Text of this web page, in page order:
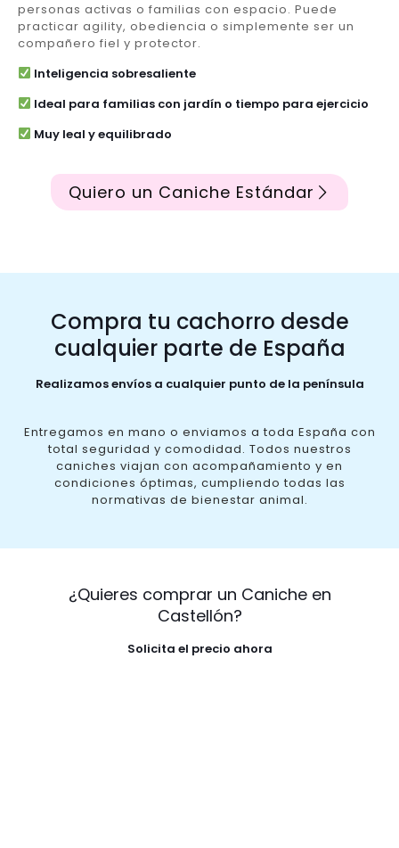
personas activas o familias con espacio. Puede
practicar agility, obediencia o simplemente ser un
compañero fiel y protector.
Inteligencia sobresaliente
Ideal para familias con jardín o tiempo para ejercicio
Muy leal y equilibrado
Quiero un Caniche Estándar
Compra tu cachorro desde
cualquier parte de España
Realizamos envíos a cualquier punto de la península
Entregamos en mano o enviamos a toda España con
total seguridad y comodidad. Todos nuestros
caniches viajan con acompañamiento y en
condiciones óptimas, cumpliendo todas las
normativas de bienestar animal.
¿Quieres comprar un Caniche en
Castellón?
Solicita el precio ahora